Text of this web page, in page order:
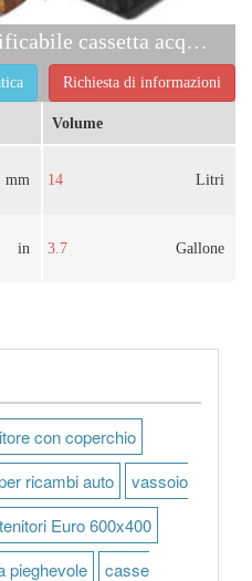
cassetta per verdure nidificabile cassetta acquatica
Richiesta di informazioni
mm
in
Volume
14 Litri
3.7 Gallone
con coperchio
ricambi auto
vassoio
Euro 600x400
pieghevole
casse